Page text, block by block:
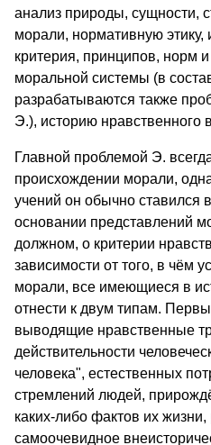
анализ природы, сущности,
морали, нормативную
критерия, принципов, норм
моральной системы (в
разрабатываются также
Э.), историю нравственного
Главной проблемой Э.
происхождении морали,
учений он обычно ставился
основании представлений
должном, о критерии
зависимости от того, в чём
морали, все имеющиеся в
отнести к двум типам.
выводящие нравственные
действительности
человека", естественных
стремлений людей,
каких-либо фактов их
самоочевидное